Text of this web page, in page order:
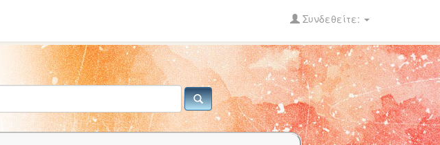
Συνδεθείτε: